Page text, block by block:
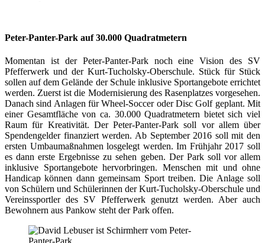
Peter-Panter-Park auf 30.000 Quadratmetern
Momentan ist der Peter-Panter-Park noch eine Vision des SV
Pfefferwerk und der Kurt-Tucholsky-Oberschule. Stück für Stück
sollen auf dem Gelände der Schule inklusive Sportangebote errichtet
werden. Zuerst ist die Modernisierung des Rasenplatzes vorgesehen.
Danach sind Anlagen für Wheel-Soccer oder Disc Golf geplant. Mit
einer Gesamtfläche von ca. 30.000 Quadratmetern bietet sich viel
Raum für Kreativität. Der Peter-Panter-Park soll vor allem über
Spendengelder finanziert werden. Ab September 2016 soll mit den
ersten Umbaumaßnahmen losgelegt werden. Im Frühjahr 2017 soll
es dann erste Ergebnisse zu sehen geben. Der Park soll vor allem
inklusive Sportangebote hervorbringen. Menschen mit und ohne
Handicap können dann gemeinsam Sport treiben. Die Anlage soll
von Schülern und Schülerinnen der Kurt-Tucholsky-Oberschule und
Vereinssportler des SV Pfefferwerk genutzt werden. Aber auch
Bewohnern aus Pankow steht der Park offen.